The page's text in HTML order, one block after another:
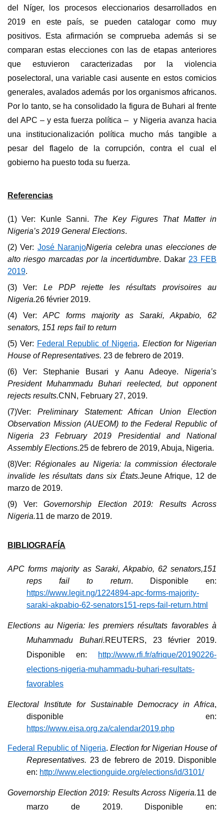
del Níger, los procesos eleccionarios desarrollados en
2019 en este país, se pueden catalogar como muy
positivos. Esta afirmación se comprueba además si se
comparan estas elecciones con las de etapas anteriores
que estuvieron caracterizadas por la violencia
poselectoral, una variable casi ausente en estos comicios
generales, avalados además por los organismos africanos.
Por lo tanto, se ha consolidado la figura de Buhari al frente
del APC – y esta fuerza política – y Nigeria avanza hacia
una institucionalización política mucho más tangible a
pesar del flagelo de la corrupción, contra el cual el
gobierno ha puesto toda su fuerza.
Referencias
(1) Ver: Kunle Sanni. The Key Figures That Matter in
Nigeria’s 2019 General Elections.
(2) Ver: José NaranjoNigeria celebra unas elecciones de
alto riesgo marcadas por la incertidumbre. Dakar 23 FEB
2019.
(3) Ver: Le PDP rejette les résultats provisoires au
Nigeria.26 février 2019.
(4) Ver: APC forms majority as Saraki, Akpabio, 62
senators, 151 reps fail to return
(5) Ver: Federal Republic of Nigeria. Election for Nigerian
House of Representatives. 23 de febrero de 2019.
(6) Ver: Stephanie Busari y Aanu Adeoye.Nigeria’s
President Muhammadu Buhari reelected, but opponent
rejects results.CNN, February 27, 2019.
(7)Ver: Preliminary Statement: African Union Election
Observation Mission (AUEOM) to the Federal Republic of
Nigeria 23 February 2019 Presidential and National
Assembly Elections.25 de febrero de 2019, Abuja, Nigeria.
(8)Ver: Régionales au Nigeria: la commission électorale
invalide les résultats dans six États.Jeune Afrique, 12 de
marzo de 2019.
(9) Ver: Governorship Election 2019: Results Across
Nigeria.11 de marzo de 2019.
BIBLIOGRAFÍA
APC forms majority as Saraki, Akpabio, 62 senators,151
reps fail to return.
Disponible en:
https://www.legit.ng/1224894-apc-forms-majority-
saraki-akpabio-62-senators151-reps-fail-return.html
Elections au Nigeria: les premiers résultats favorables à
Muhammadu Buhari.REUTERS, 23 février 2019.
Disponible en:
http://www.rfi.fr/afrique/20190226-
elections-nigeria-muhammadu-buhari-resultats-
favorables
Electoral Institute for Sustainable Democracy in Africa,
disponible en:
https://www.eisa.org.za/calendar2019.php
Federal Republic of Nigeria. Election for Nigerian House of
Representatives. 23 de febrero de 2019. Disponible
en: http://www.electionguide.org/elections/id/3101/
Governorship Election 2019: Results Across Nigeria.11 de
marzo de 2019. Disponible en: